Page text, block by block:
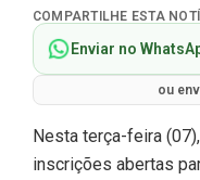
COMPARTILHE ESTA
Enviar no
ou
Nesta terça-feira
inscrições abertas